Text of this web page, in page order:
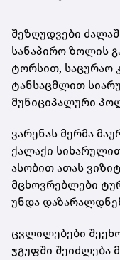
შეზღუდვები
სანაპირო ზოლის
ტორსით, საცურაო
ტანსაცმლით
მუნიციპალური
ვარენას მერმა
ქალაქი
ასობით ათას
მცხოვრებლები
უნდა
ცვლილებები
ჯგუფში შეიძლება